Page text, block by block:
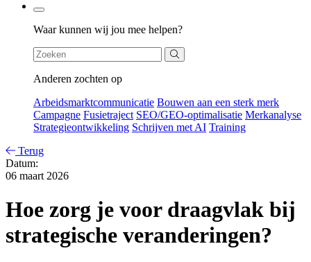
Zoeken
Waar kunnen wij jou mee helpen?
Anderen zochten op
Arbeidsmarktcommunicatie Bouwen aan een sterk merk
Campagne Fusietraject SEO/GEO-optimalisatie Merkanalyse
Strategieontwikkeling Schrijven met AI Training
Terug
Datum:
06 maart 2026
Hoe zorg je voor draagvlak bij
strategische veranderingen?